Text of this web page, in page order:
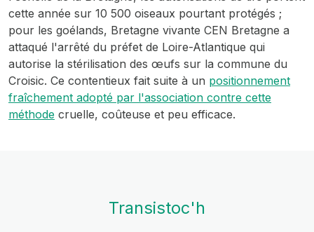
cette année sur 10 500 oiseaux pourtant protégés ;
pour les goélands, Bretagne vivante CEN Bretagne a
attaqué l'arrêté du préfet de Loire-Atlantique qui
autorise la stérilisation des œufs sur la commune du
Croisic. Ce contentieux fait suite à un positionnement
fraîchement adopté par l'association contre cette
méthode cruelle, coûteuse et peu efficace.
Transistoc'h